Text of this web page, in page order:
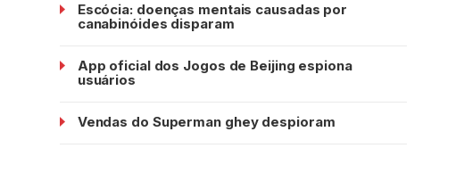
Escócia: doenças mentais causadas por
canabinóides disparam
App oficial dos Jogos de Beijing espiona
usuários
Vendas do Superman ghey despioram